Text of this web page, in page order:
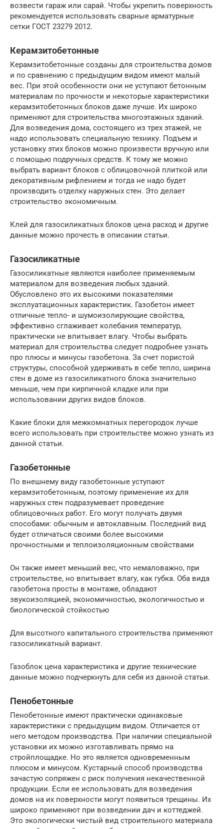
возвести гараж или сарай. Чтобы укрепить поверхность
рекомендуется использовать сварные арматурные
сетки ГОСТ 23279 2012.
Керамзитобетонные
Керамзитобетонные созданы для строительства домов
и по сравнению с предыдущим видом имеют малый
вес. При этой особенности они не уступают бетонным
материалам по прочности и некоторые характеристики
керамзитобетонных блоков даже лучше. Их широко
применяют для строительства многоэтажных зданий.
Для возведения дома, состоящего из трех этажей, не
надо использовать специальную технику. Подъем и
установку этих блоков можно произвести вручную или
с помощью подручных средств. К тому же можно
выбрать вариант блоков с облицовочной плиткой или
декоративным рифлением и тогда не надо будет
производить отделку наружных стен. Это делает
строительство экономичным.
Клей для газосиликатных блоков цена расход и другие
данные можно прочесть в описании статьи.
Газосиликатные
Газосиликатные являются наиболее применяемым
материалом для возведения любых зданий.
Обусловлено это их высокими показателями
эксплуатационных характеристик. Газобетон имеет
отличные тепло- и шумоизолирующие свойства,
эффективно сглаживает колебания температур,
практически не впитывает влагу. Чтобы выбрать
материал для строительства следует подробнее узнать
про плюсы и минусы газобетона. За счет пористой
структуры, способной удерживать в себе тепло, ширина
стен в доме из газосиликатного блока значительно
меньше, чем при кирпичной кладке или при
использовании других видов блоков.
Какие блоки для межкомнатных перегородок лучше
всего использовать при строительстве можно узнать из
данной статьи.
Газобетонные
По внешнему виду газобетонные уступают
керамзитобетонным, поэтому применение их для
наружных стен подразумевает проведение
облицовочных работ. Его могут получать двумя
способами: обычным и автоклавным. Последний вид
будет отличаться своими более высокими
прочностными и теплоизоляционным свойствами
Он также имеет меньший вес, что немаловажно, при
строительстве, но впитывает влагу, как губка. Оба вида
газобетона просты в монтаже, обладают
звукоизоляцией, экономичностью, экологичностью и
биологической стойкостью
Для высотного капитального строительства применяют
газосиликатный вариант.
Газоблок цена характеристика и другие технические
данные можно подчеркнуть для себя из данной статьи.
Пенобетонные
Пенобетонные имеют практически одинаковые
характеристики с предыдущим видом. Отличается от
него методом производства. При наличии специальной
установки их можно изготавливать прямо на
стройплощадке. Но это является одновременным
плюсом и минусом. Кустарный способ производства
зачастую сопряжен с риск получения некачественной
продукции. Если ее использовать для возведения
домов на их поверхности могут появиться трещины. Их
широко применяют при возведении дач и коттеджей.
Это экологически чистый вид строительного материала